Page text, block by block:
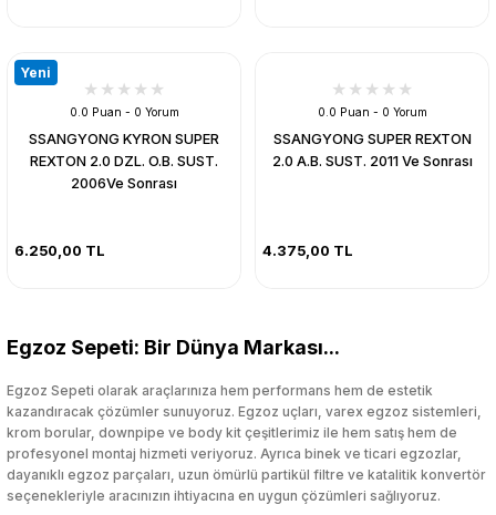
Yeni
0.0 Puan - 0 Yorum
SSANGYONG KYRON SUPER
REXTON 2.0 DZL. O.B. SUST.
2006Ve Sonrası
6.250,00 TL
0.0 Puan - 0 Yorum
SSANGYONG SUPER REXTON
2.0 A.B. SUST. 2011 Ve Sonrası
4.375,00 TL
Egzoz Sepeti: Bir Dünya Markası...
Egzoz Sepeti olarak araçlarınıza hem performans hem de estetik
kazandıracak çözümler sunuyoruz. Egzoz uçları, varex egzoz sistemleri,
krom borular, downpipe ve body kit çeşitlerimiz ile hem satış hem de
profesyonel montaj hizmeti veriyoruz. Ayrıca binek ve ticari egzozlar,
dayanıklı egzoz parçaları, uzun ömürlü partikül filtre ve katalitik konvertör
seçenekleriyle aracınızın ihtiyacına en uygun çözümleri sağlıyoruz.